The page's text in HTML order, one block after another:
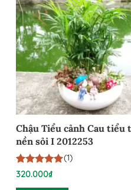
Chậu Tiểu cảnh Cau tiểu
nền sỏi I 2012253
5trên 5
1
(1)
320.000₫